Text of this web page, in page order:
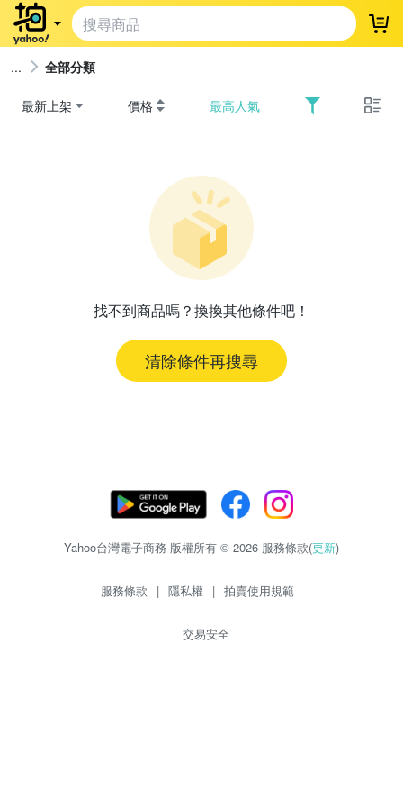
登
全部分類
最新上架 價格 最高人氣
找不到商品嗎？換換其他條件吧！
清除條件再搜尋
Yahoo台灣電子商務 版權所有 © 2026 服務條款(更新)
服務條款 | 隱私權 | 拍賣使用規範
交易安全